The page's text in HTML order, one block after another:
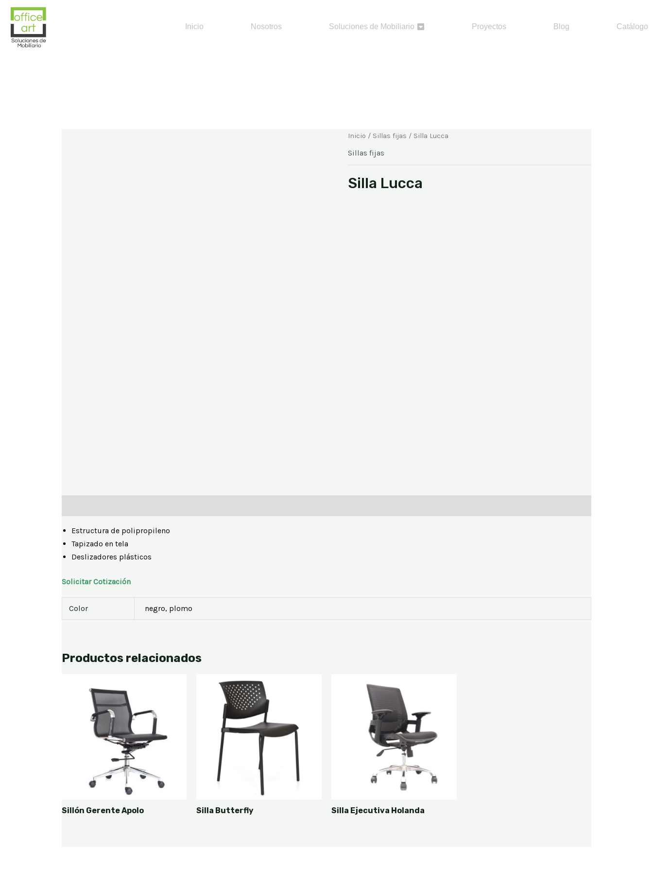
Inicio Nosotros Soluciones de Mobiliario Proyectos Blog Catálogo
Inicio / Sillas fijas / Silla Lucca
Sillas fijas
Silla Lucca
Estructura de polipropileno
Tapizado en tela
Deslizadores plásticos
Solicitar Cotización
Color negro, plomo
Productos relacionados
Sillón Gerente Apolo Silla Butterfly Silla Ejecutiva Holanda